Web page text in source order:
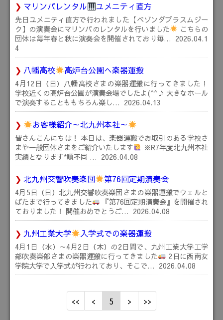
マリンバレンタル ユメニティ直方
先日ユメニティ直方で行われました【ベゾンダブラスムジー
ク】の演奏会にマリンバのレンタルを行いました
こちらの
団体は毎年春と秋に演奏会を開催されており毎… 2026.04.1
4
八幡高校 高炉台公園へ楽器運搬
4月12日（日）八幡高校さまの楽器運搬に行ってきました！
学校近くの高炉台公園が演奏会場でしたよ(^^♪ 大きなホール
で演奏することももちろん楽し… 2026.04.13
お客様紹介～北九州本社～
皆さんこんにちは！ 本日は、楽器運搬でお取引のある学校さ
まや一般団体さまをご紹介いたします
※R7年度北九州本社
実績となります*順不同 … 2026.04.08
北九州交響吹奏楽団 第76回定期演奏会
4月5日（日）北九州交響吹奏楽団さまの楽器運搬でウェルと
ばたまで行ってきました
『第76回定期演奏会』を開催され
ておりました！ 開催おめでとうご… 2026.04.08
九州工業大学 入学式での楽器運搬
4月1日（水）～4月2日（木）の2日間で、九州工業大学工学
部吹奏楽部さまの楽器運搬に行ってきました
2日に西南女
学院大学で入学式が行われており、そこで… 2026.04.08
5